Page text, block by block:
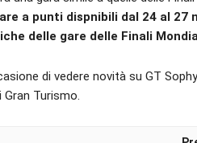
a punti dispnibili dal 24 al 27
delle gare delle Finali
di vedere novità su GT
Turismo.